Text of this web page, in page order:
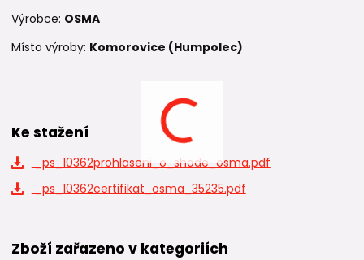
Výrobce: OSMA
Místo výroby: Komorovice (Humpolec)
Ke stažení
_ps_10362prohlaseni_o_shode_osma.pdf
_ps_10362certifikat_osma_35235.pdf
Zboží zařazeno v kategoriích